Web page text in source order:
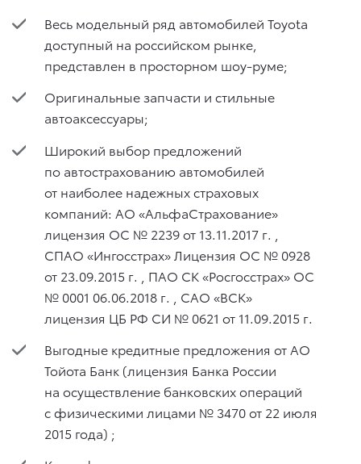
Весь модельный ряд автомобилей Toyota
доступный на российском рынке,
представлен в просторном шоу-руме;
Оригинальные запчасти и стильные
автоаксессуары;
Широкий выбор предложений
по автострахованию автомобилей
от наиболее надежных страховых
компаний: АО «АльфаСтрахование»
лицензия ОС № 2239от 13.11.2017 г.
СПАО «Ингосстрах» Лицензия ОС № 0928
от 23.09.2015 г. , ПАО СК «Росгосстрах» ОС
№ 0001 06.06.2018 г. , САО «ВСК»
лицензия ЦБ РФ СИ № 0621 от 11.09.2015 г.
Выгодные кредитные предложения от АО
Тойота Банк (лицензия Банка России
на осуществление банковских операций
с физическими лицами № 3470 от 22 июля
2015 года) ;